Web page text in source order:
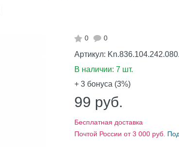
0 0
Артикул:
В наличии: 7 шт.
+ 3 бонуса (3%)
99 руб.
Бесплатная доставка
Почтой России от 3 000 руб.